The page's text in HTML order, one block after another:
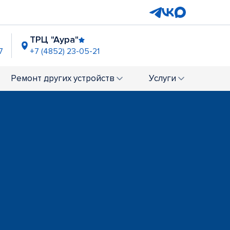
ТРЦ "Аура"
+7 (4852) 23-05-21
+7 (4852) 23-02-62
Ремонт других устройств Услуги